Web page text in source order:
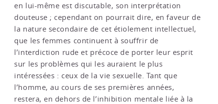
en lui-même est discutable, son interprétation
douteuse ; cependant on pourrait dire, en faveur de
la nature secondaire de cet étiolement intellectuel,
que les femmes continuent à souffrir de
l’interdiction rude et précoce de porter leur esprit
sur les problèmes qui les auraient le plus
intéressées : ceux de la vie sexuelle. Tant que
l’homme, au cours de ses premières années,
restera, en dehors de l’inhibition mentale liée à la